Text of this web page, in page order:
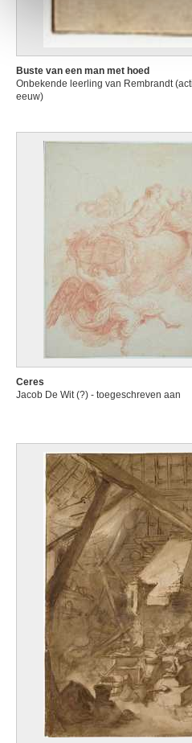
Buste van een man met hoed
Onbekende leerling van Rembrandt
eeuw)
Ceres
Jacob De Wit (?) - toegeschreven aan